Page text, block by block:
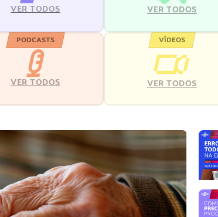
VER TODOS VER TODOS
PODCASTS
VER TODOS
VÍDEOS
VER TODOS